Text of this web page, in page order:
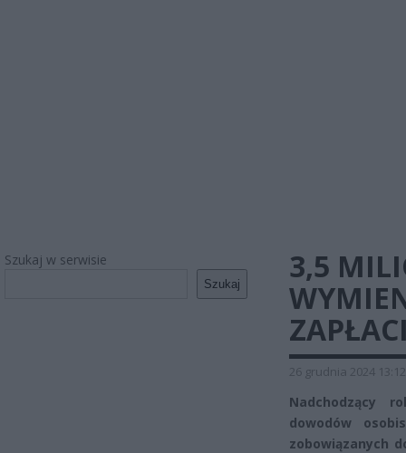
Szukaj w serwisie
Szukaj
3,5
26 grudnia 2024 13:12
Nadchodzący
dowodów
zobowiązanych